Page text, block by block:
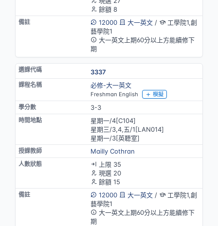
餘額 8
12000
大一英文/
工學院1,創
藝學院1
大一英文上期60分以上方能續修下
期
3337
必修-大一英文
Freshman English 模擬
3-3
星期一/4[C104]
星期三/3,4,五/1[LAN014]
星期一/3[英聽室]
Mailly Cothran
上限 35
現選 20
餘額 15
12000
大一英文/
工學院1,創
藝學院1
大一英文上期60分以上方能續修下
期